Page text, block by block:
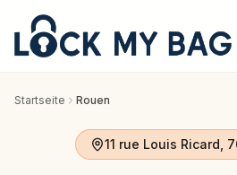
Startseite Rouen
11 rue Louis Ricard,